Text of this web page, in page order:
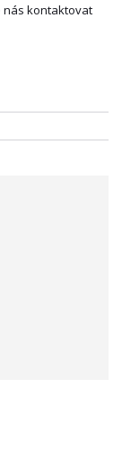
nás kontaktovat